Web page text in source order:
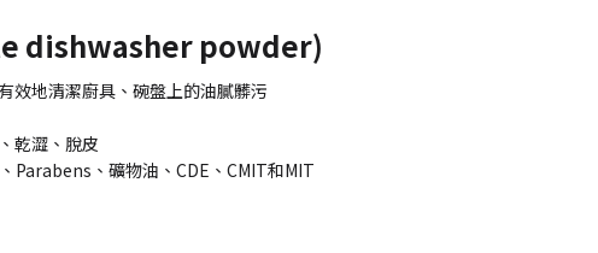
dishwasher powder)
效地清潔廚具、碗盤上的油膩髒污
乾澀、脫皮
Parabens、礦物油、CDE、CMIT和MIT